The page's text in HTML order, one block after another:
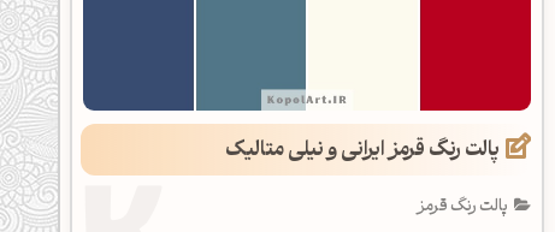
پالت رنگ قرمز ایرانی و نیلی متالیک
پالت رنگ قرمز